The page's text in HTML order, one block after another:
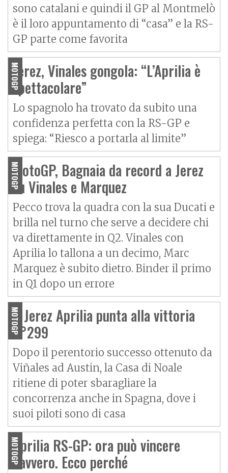
sono catalani e quindi il GP al Montmelò
è il loro appuntamento di “casa” e la RS-
GP parte come favorita
MOTOGP
Jerez, Vinales gongola: “L’Aprilia è
spettacolare”
Lo spagnolo ha trovato da subito una
confidenza perfetta con la RS-GP e
spiega: “Riesco a portarla al limite”
MOTOGP
MotoGP, Bagnaia da record a Jerez
su Vinales e Marquez
Pecco trova la quadra con la sua Ducati e
brilla nel turno che serve a decidere chi
va direttamente in Q2. Vinales con
Aprilia lo tallona a un decimo, Marc
Marquez è subito dietro. Binder il primo
in Q1 dopo un errore
MOTOGP
A Jerez Aprilia punta alla vittoria
n°299
Dopo il perentorio successo ottenuto da
Viñales ad Austin, la Casa di Noale
ritiene di poter sbaragliare la
concorrenza anche in Spagna, dove i
suoi piloti sono di casa
MOTOGP
Aprilia RS-GP: ora può vincere
davvero. Ecco perché